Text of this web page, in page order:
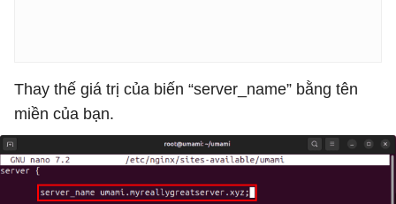
Thay thế giá trị của biến “server_name” bằng tên
miền của bạn.